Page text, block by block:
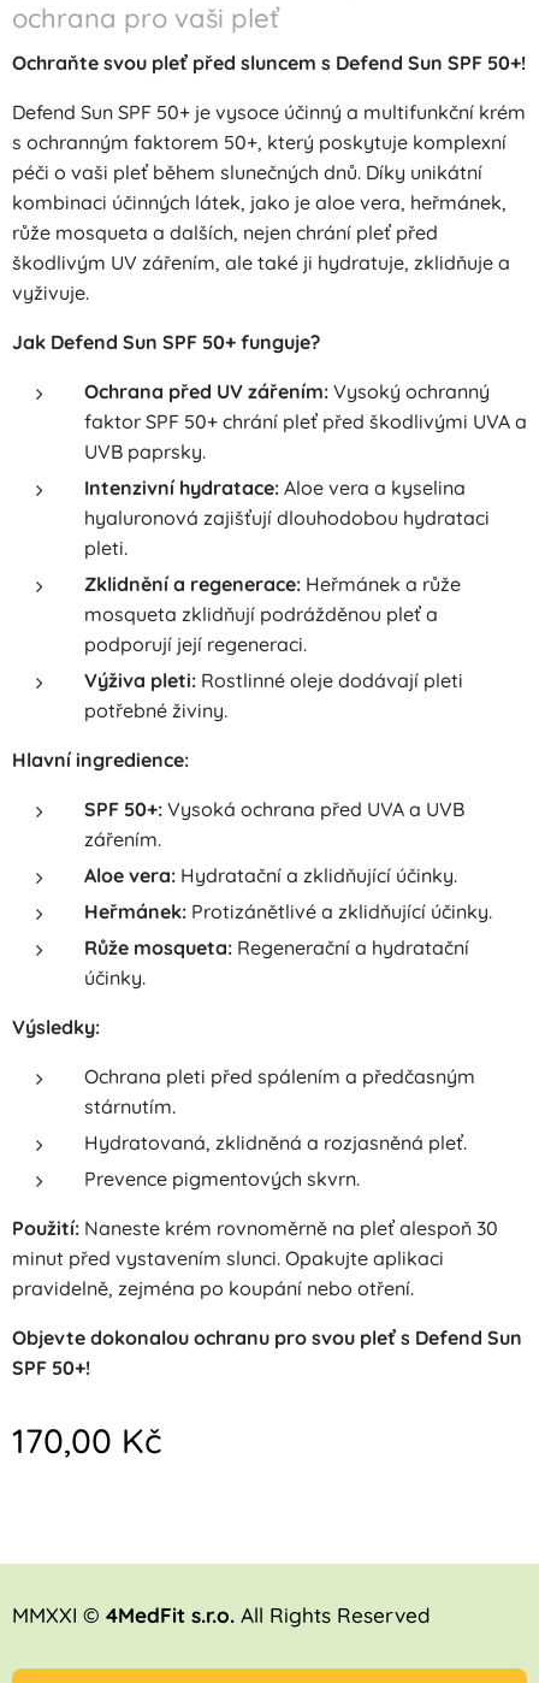
ochrana pro vaši pleť
Ochraňte svou pleť před sluncem s Defend Sun SPF 50+!
Defend Sun SPF 50+ je vysoce účinný a multifunkční krém
s ochranným faktorem 50+, který poskytuje komplexní
péči o vaši pleť během slunečných dnů. Díky unikátní
kombinaci účinných látek, jako je aloe vera, heřmánek,
růže mosqueta a dalších, nejen chrání pleť před
škodlivým UV zářením, ale také ji hydratuje, zklidňuje a
vyživuje.
Jak Defend Sun SPF 50+ funguje?
Ochrana před UV zářením: Vysoký ochranný
faktor SPF 50+ chrání pleť před škodlivými UVA a
UVB paprsky.
Intenzivní hydratace: Aloe vera a kyselina
hyaluronová zajišťují dlouhodobou hydrataci
pleti.
Zklidnění a regenerace: Heřmánek a růže
mosqueta zklidňují podrážděnou pleť a
podporují její regeneraci.
Výživa pleti: Rostlinné oleje dodávají pleti
potřebné živiny.
Hlavní ingredience:
SPF 50+: Vysoká ochrana před UVA a UVB
zářením.
Aloe vera: Hydratační a zklidňující účinky.
Heřmánek: Protizánětlivé a zklidňující účinky.
Růže mosqueta: Regenerační a hydratační
účinky.
Výsledky:
Ochrana pleti před spálením a předčasným
stárnutím.
Hydratovaná, zklidněná a rozjasněná pleť.
Prevence pigmentových skvrn.
Použití: Naneste krém rovnoměrně na pleť alespoň 30
minut před vystavením slunci. Opakujte aplikaci
pravidelně, zejména po koupání nebo otření.
Objevte dokonalou ochranu pro svou pleť s Defend Sun
SPF 50+!
170,00 Kč
MMXXI © 4MedFit s.r.o. All Rights Reserved